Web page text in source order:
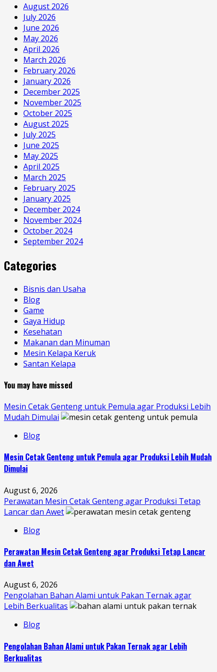
August 2026
July 2026
June 2026
May 2026
April 2026
March 2026
February 2026
January 2026
December 2025
November 2025
October 2025
August 2025
July 2025
June 2025
May 2025
April 2025
March 2025
February 2025
January 2025
December 2024
November 2024
October 2024
September 2024
Categories
Bisnis dan Usaha
Blog
Game
Gaya Hidup
Kesehatan
Makanan dan Minuman
Mesin Kelapa Keruk
Santan Kelapa
You may have missed
Mesin Cetak Genteng untuk Pemula agar Produksi Lebih
Mudah Dimulai
Blog
Mesin Cetak Genteng untuk Pemula agar Produksi Lebih Mudah
Dimulai
August 6, 2026
Perawatan Mesin Cetak Genteng agar Produksi Tetap
Lancar dan Awet
Blog
Perawatan Mesin Cetak Genteng agar Produksi Tetap Lancar
dan Awet
August 6, 2026
Pengolahan Bahan Alami untuk Pakan Ternak agar
Lebih Berkualitas
Blog
Pengolahan Bahan Alami untuk Pakan Ternak agar Lebih
Berkualitas